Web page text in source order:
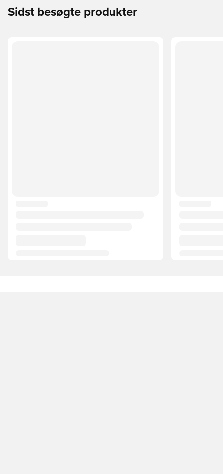
Sidst besøgte produkter